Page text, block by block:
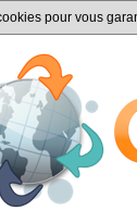
pour vous